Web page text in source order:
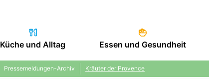
Küche und Alltag Essen und Gesundheit
Pressemeldungen-Archiv Kräuter der Provence